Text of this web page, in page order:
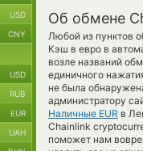
Об обмене
Любой из пунктов
Кэш в евро в
возле названий
единичного
не была
администратору
Наличные EUR в
Chainlink
поможет нам
USD
CNY
USD
RUB
EUR
UAH